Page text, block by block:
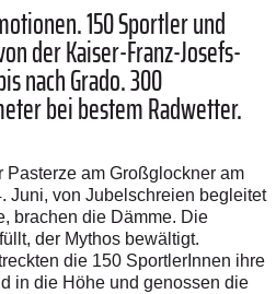
150 Sportler und
der Kaiser-Franz-Josefs-
nach Grado. 300
bei bestem Radwetter.
am Großglockner am
Juni, von Jubelschreien begleitet
brachen die Dämme. Die
der Mythos bewältigt.
die 150 SportlerInnen ihre
in die Höhe und genossen die